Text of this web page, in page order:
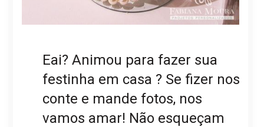
Eai? Animou para fazer sua
festinha em casa ? Se fizer nos
conte e mande fotos, nos
vamos amar! Não esqueçam